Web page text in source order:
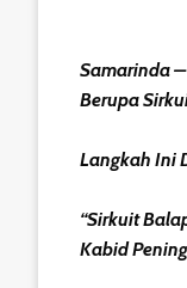
Samarinda
Berupa
Langkah Ini
“Sirkuit
Kabid